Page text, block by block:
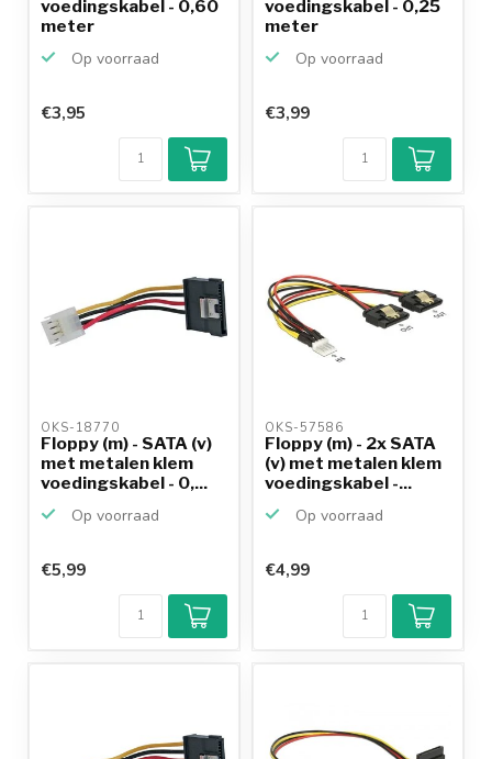
voedingskabel - 0,60
meter
Op voorraad
€3,95
voedingskabel - 0,25
meter
Op voorraad
€3,99
OKS-18770
Floppy (m) - SATA (v)
met metalen klem
voedingskabel - 0,...
Op voorraad
€5,99
OKS-57586
Floppy (m) - 2x SATA
(v) met metalen klem
voedingskabel -...
Op voorraad
9,2/10
Achteraf
betalen mogelijk
€4,99